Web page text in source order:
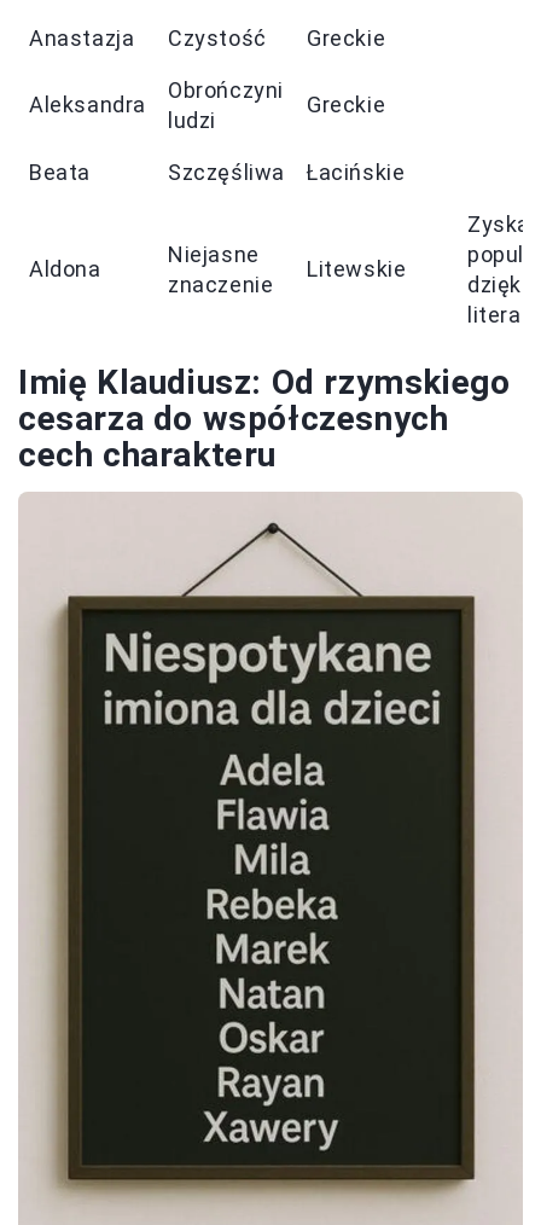
Anastazja Czystość Greckie
Aleksandra
Obrończyni
ludzi
Greckie
Beata Szczęśliwa Łacińskie
Aldona
Niejasne
znaczenie
Litewskie
dzięki
Imię Klaudiusz: Od rzymskiego
cesarza do współczesnych
cech charakteru